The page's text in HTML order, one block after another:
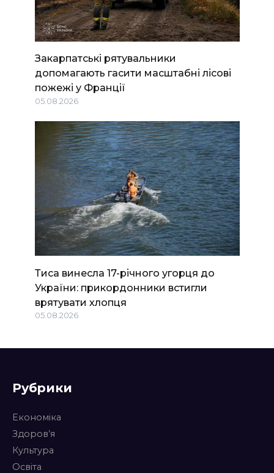
Закарпатські рятувальники
допомагають гасити масштабні лісові
пожежі у Франції
05.08.2026
Тиса винесла 17-річного угорця до
України: прикордонники встигли
врятувати хлопця
05.08.2026
Рубрики
Економіка
Здоров’я
Культура
Освіта